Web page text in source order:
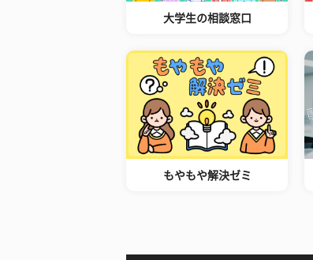
大学生の相談窓口
もやもや解決ゼミ